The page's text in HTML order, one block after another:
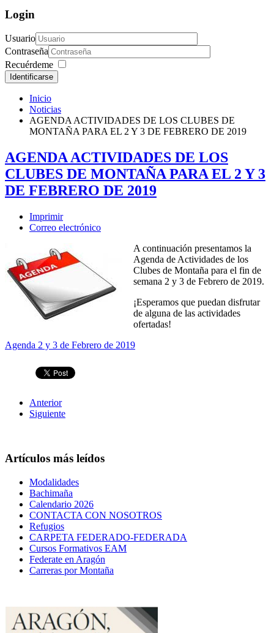
Login
Usuario
Contraseña
Recuérdeme
Identificarse
Inicio
Noticias
AGENDA ACTIVIDADES DE LOS CLUBES DE
MONTAÑA PARA EL 2 Y 3 DE FEBRERO DE 2019
AGENDA ACTIVIDADES DE LOS
CLUBES DE MONTAÑA PARA EL 2 Y 3
DE FEBRERO DE 2019
Imprimir
Correo electrónico
A continuación presentamos la
Agenda de Actividades de los
Clubes de Montaña para el fin de
semana 2 y 3 de Febrero de 2019.
¡Esperamos que puedan disfrutar
de alguna de las actividades
ofertadas!
Agenda 2 y 3 de Febrero de 2019
Anterior
Siguiente
Artículos más leídos
Modalidades
Bachimaña
Calendario 2026
CONTACTA CON NOSOTROS
Refugios
CARPETA FEDERADO-FEDERADA
Cursos Formativos EAM
Federate en Aragón
Carreras por Montaña